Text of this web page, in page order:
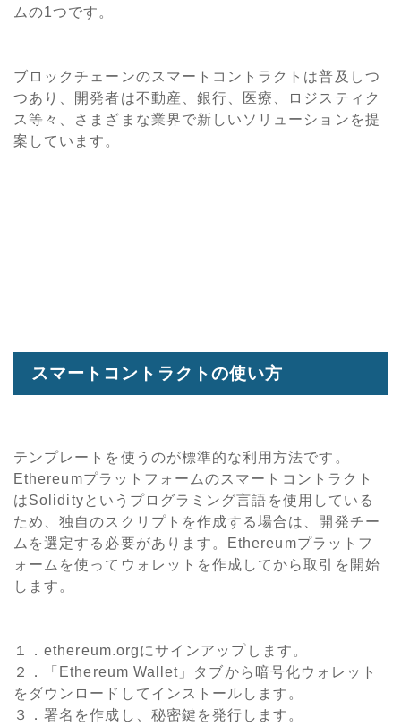
ムの1つです。
ブロックチェーンのスマートコントラクトは普及しつ
つあり、開発者は不動産、銀行、医療、ロジスティク
ス等々、さまざまな業界で新しいソリューションを提
案しています。
スマートコントラクトの使い方
テンプレートを使うのが標準的な利用方法です。
Ethereumプラットフォームのスマートコントラクト
はSolidityというプログラミング言語を使用している
ため、独自のスクリプトを作成する場合は、開発チー
ムを選定する必要があります。Ethereumプラットフ
ォームを使ってウォレットを作成してから取引を開始
します。
１．ethereum.orgにサインアップします。
２．「Ethereum Wallet」タブから暗号化ウォレット
をダウンロードしてインストールします。
３．署名を作成し、秘密鍵を発行します。